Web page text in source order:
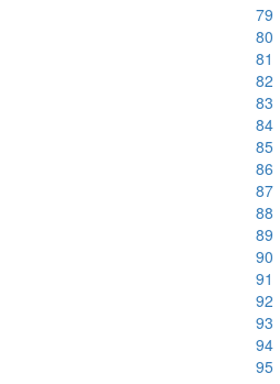
79
80
81
82
83
84
85
86
87
88
89
90
91
92
93
94
95